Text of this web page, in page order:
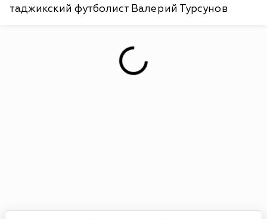
таджикский футболист Валерий Турсунов